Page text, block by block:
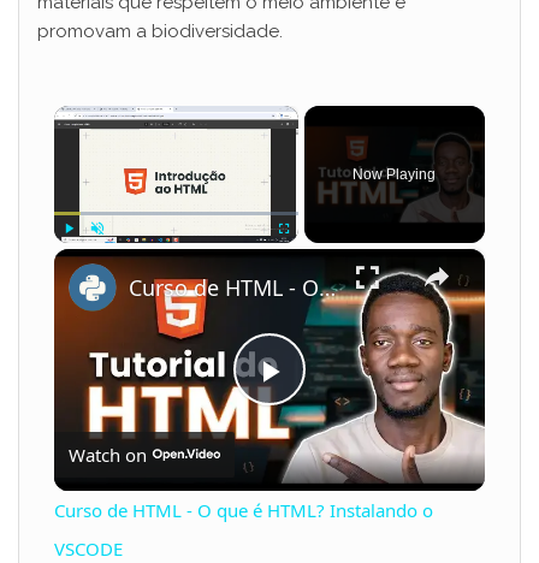
promovam a biodiversidade.
×
Now Playing
×
P
Curso de HTML - O que é HTML? Instalando o VSCODE
Watch on
Curso de HTML - O que é HTML? Instalando o
VSCODE